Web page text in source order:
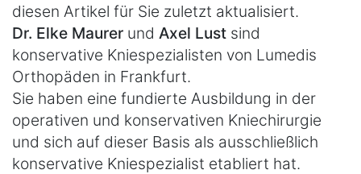
diesen Artikel für Sie zuletzt aktualisiert.
Dr. Elke Maurer und Axel Lust sind
konservative Kniespezialisten von Lumedis
Orthopäden in Frankfurt.
Sie haben eine fundierte Ausbildung in der
operativen und konservativen Kniechirurgie
und sich auf dieser Basis als ausschließlich
konservative Kniespezialist etabliert hat.